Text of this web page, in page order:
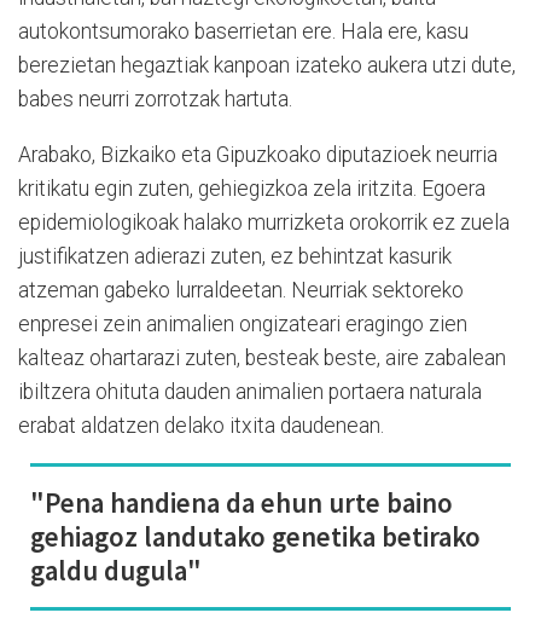
autokontsumorako baserrietan ere. Hala ere, kasu
berezietan hegaztiak kanpoan izateko aukera utzi dute,
babes neurri zorrotzak hartuta.
Arabako, Bizkaiko eta Gipuzkoako diputazioek neurria
kritikatu egin zuten, gehiegizkoa zela iritzita. Egoera
epidemiologikoak halako murrizketa orokorrik ez zuela
justifikatzen adierazi zuten, ez behintzat kasurik
atzeman gabeko lurraldeetan. Neurriak sektoreko
enpresei zein animalien ongizateari eragingo zien
kalteaz ohartarazi zuten, besteak beste, aire zabalean
ibiltzera ohituta dauden animalien portaera naturala
erabat aldatzen delako itxita daudenean.
"Pena handiena da ehun urte baino
gehiagoz landutako genetika betirako
galdu dugula"